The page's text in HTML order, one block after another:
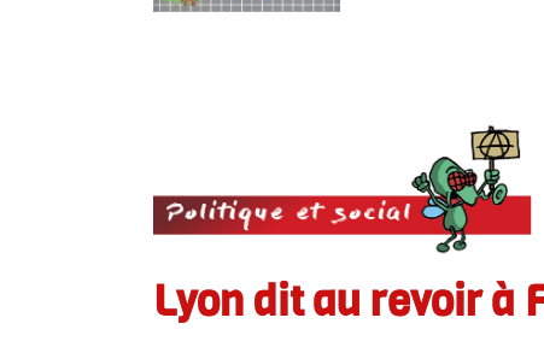
Lyon dit au revoir à